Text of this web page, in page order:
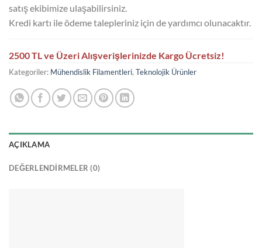
satış ekibimize ulaşabilirsiniz.
Kredi kartı ile ödeme talepleriniz için de yardımcı olunacaktır.
2500 TL ve Üzeri Alışverişlerinizde Kargo Ücretsiz!
Kategoriler: Mühendislik Filamentleri, Teknolojik Ürünler
AÇIKLAMA
DEĞERLENDIRMELER (0)